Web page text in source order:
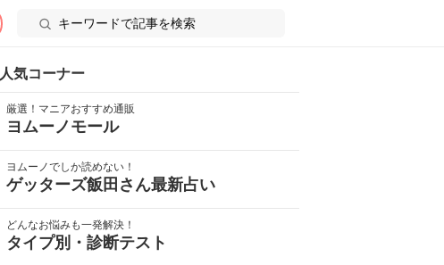
人気コーナー
厳選！マニアおすすめ通販
ヨムーノモール
ヨムーノでしか読めない！
ゲッターズ飯田さん最新占い
どんなお悩みも一発解決！
タイプ別・診断テスト